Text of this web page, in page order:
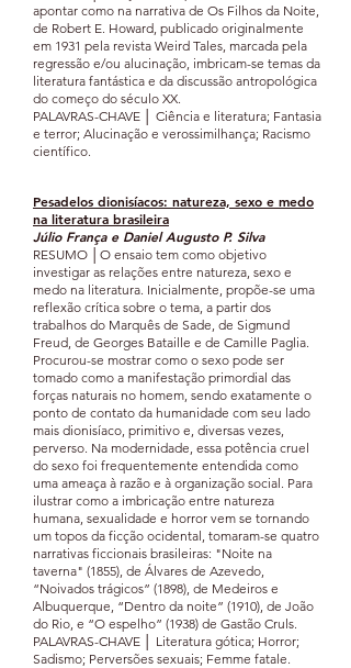
apontar como na narrativa de Os Filhos da Noite,
de Robert E. Howard, publicado originalmente
em 1931 pela revista Weird Tales, marcada pela
regressão e/ou alucinação, imbricam-se temas da
literatura fantástica e da discussão antropológica
do começo do século XX.
PALAVRAS-CHAVE │ Ciência e literatura; Fantasia
e terror; Alucinação e verossimilhança; Racismo
científico.
Pesadelos dionisíacos: natureza, sexo e medo
na literatura brasileira
Júlio França e Daniel Augusto P. Silva
RESUMO │O ensaio tem como objetivo
investigar as relações entre natureza, sexo e
medo na literatura. Inicialmente, propõe-se uma
reflexão crítica sobre o tema, a partir dos
trabalhos do Marquês de Sade, de Sigmund
Freud, de Georges Bataille e de Camille Paglia.
Procurou-se mostrar como o sexo pode ser
tomado como a manifestação primordial das
forças naturais no homem, sendo exatamente o
ponto de contato da humanidade com seu lado
mais dionisíaco, primitivo e, diversas vezes,
perverso. Na modernidade, essa potência cruel
do sexo foi frequentemente entendida como
uma ameaça à razão e à organização social. Para
ilustrar como a imbricação entre natureza
humana, sexualidade e horror vem se tornando
um topos da ficção ocidental, tomaram-se quatro
narrativas ficcionais brasileiras: "Noite na
taverna" (1855), de Álvares de Azevedo,
“Noivados trágicos” (1898), de Medeiros e
Albuquerque, “Dentro da noite” (1910), de João
do Rio, e “O espelho” (1938) de Gastão Cruls.
PALAVRAS-CHAVE │ Literatura gótica; Horror;
Sadismo; Perversões sexuais; Femme fatale.